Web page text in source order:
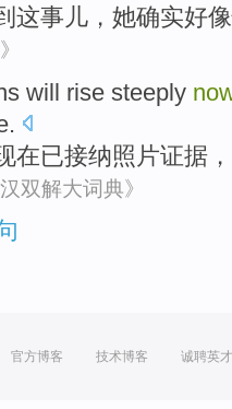
这事儿， 她确实好像
will rise steeply
.
在已接纳照片证据 ，
双解大词典》
官方博客 技术博客 诚聘英才